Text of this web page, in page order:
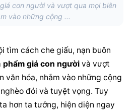
con người và vượt qua mọi biên
vào những cộng ...
tìm cách che giấu, nạn buôn
phẩm giá con người và vượt
văn hóa, nhắm vào những cộng
đói và tuyệt vọng. Tuy
hơn ta tưởng, hiện diện ngay